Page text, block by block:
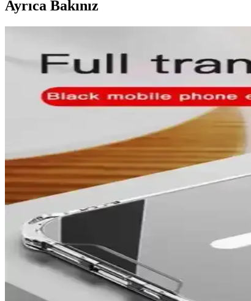
Ayrıca Bakınız
Mediamarkt Kayseri, geniş ürün yelpazesiyle telefon
Spoy Marka iPhone 7 ve 8 Koruyucu Kılıfları:
Spoy markası, iPhone 7 ve 8 modelleri için çeşitli renk ve
Apple Watch 8 Ultra İçin 360 Derece Koruma
Apple Watch 8 Ultra'ınızı darbelere ve çiziklere karşı koruyan
Samsung Galaxy S24 Ultra için En İyi Koruyucu
Samsung Galaxy S24 Ultra için çeşitli malzeme ve
Samsung Galaxy S24 Ultra için En Popüler
Samsung Galaxy S24 Ultra için koruma, estetik ve kullanım
Fibaks iPhone 7 Kamera Korumalı Kılıfı